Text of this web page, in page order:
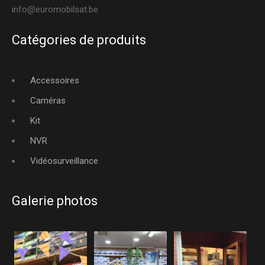
info@euromobilsat.be
Catégories de produits
Accessoires
Caméras
Kit
NVR
Vidéosurveillance
Galerie photos